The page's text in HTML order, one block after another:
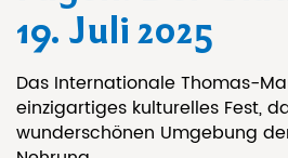
19. Juli 2025
Das Internationale Thomas-
einzigartiges kulturelles Fest,
wunderschönen Umgebung